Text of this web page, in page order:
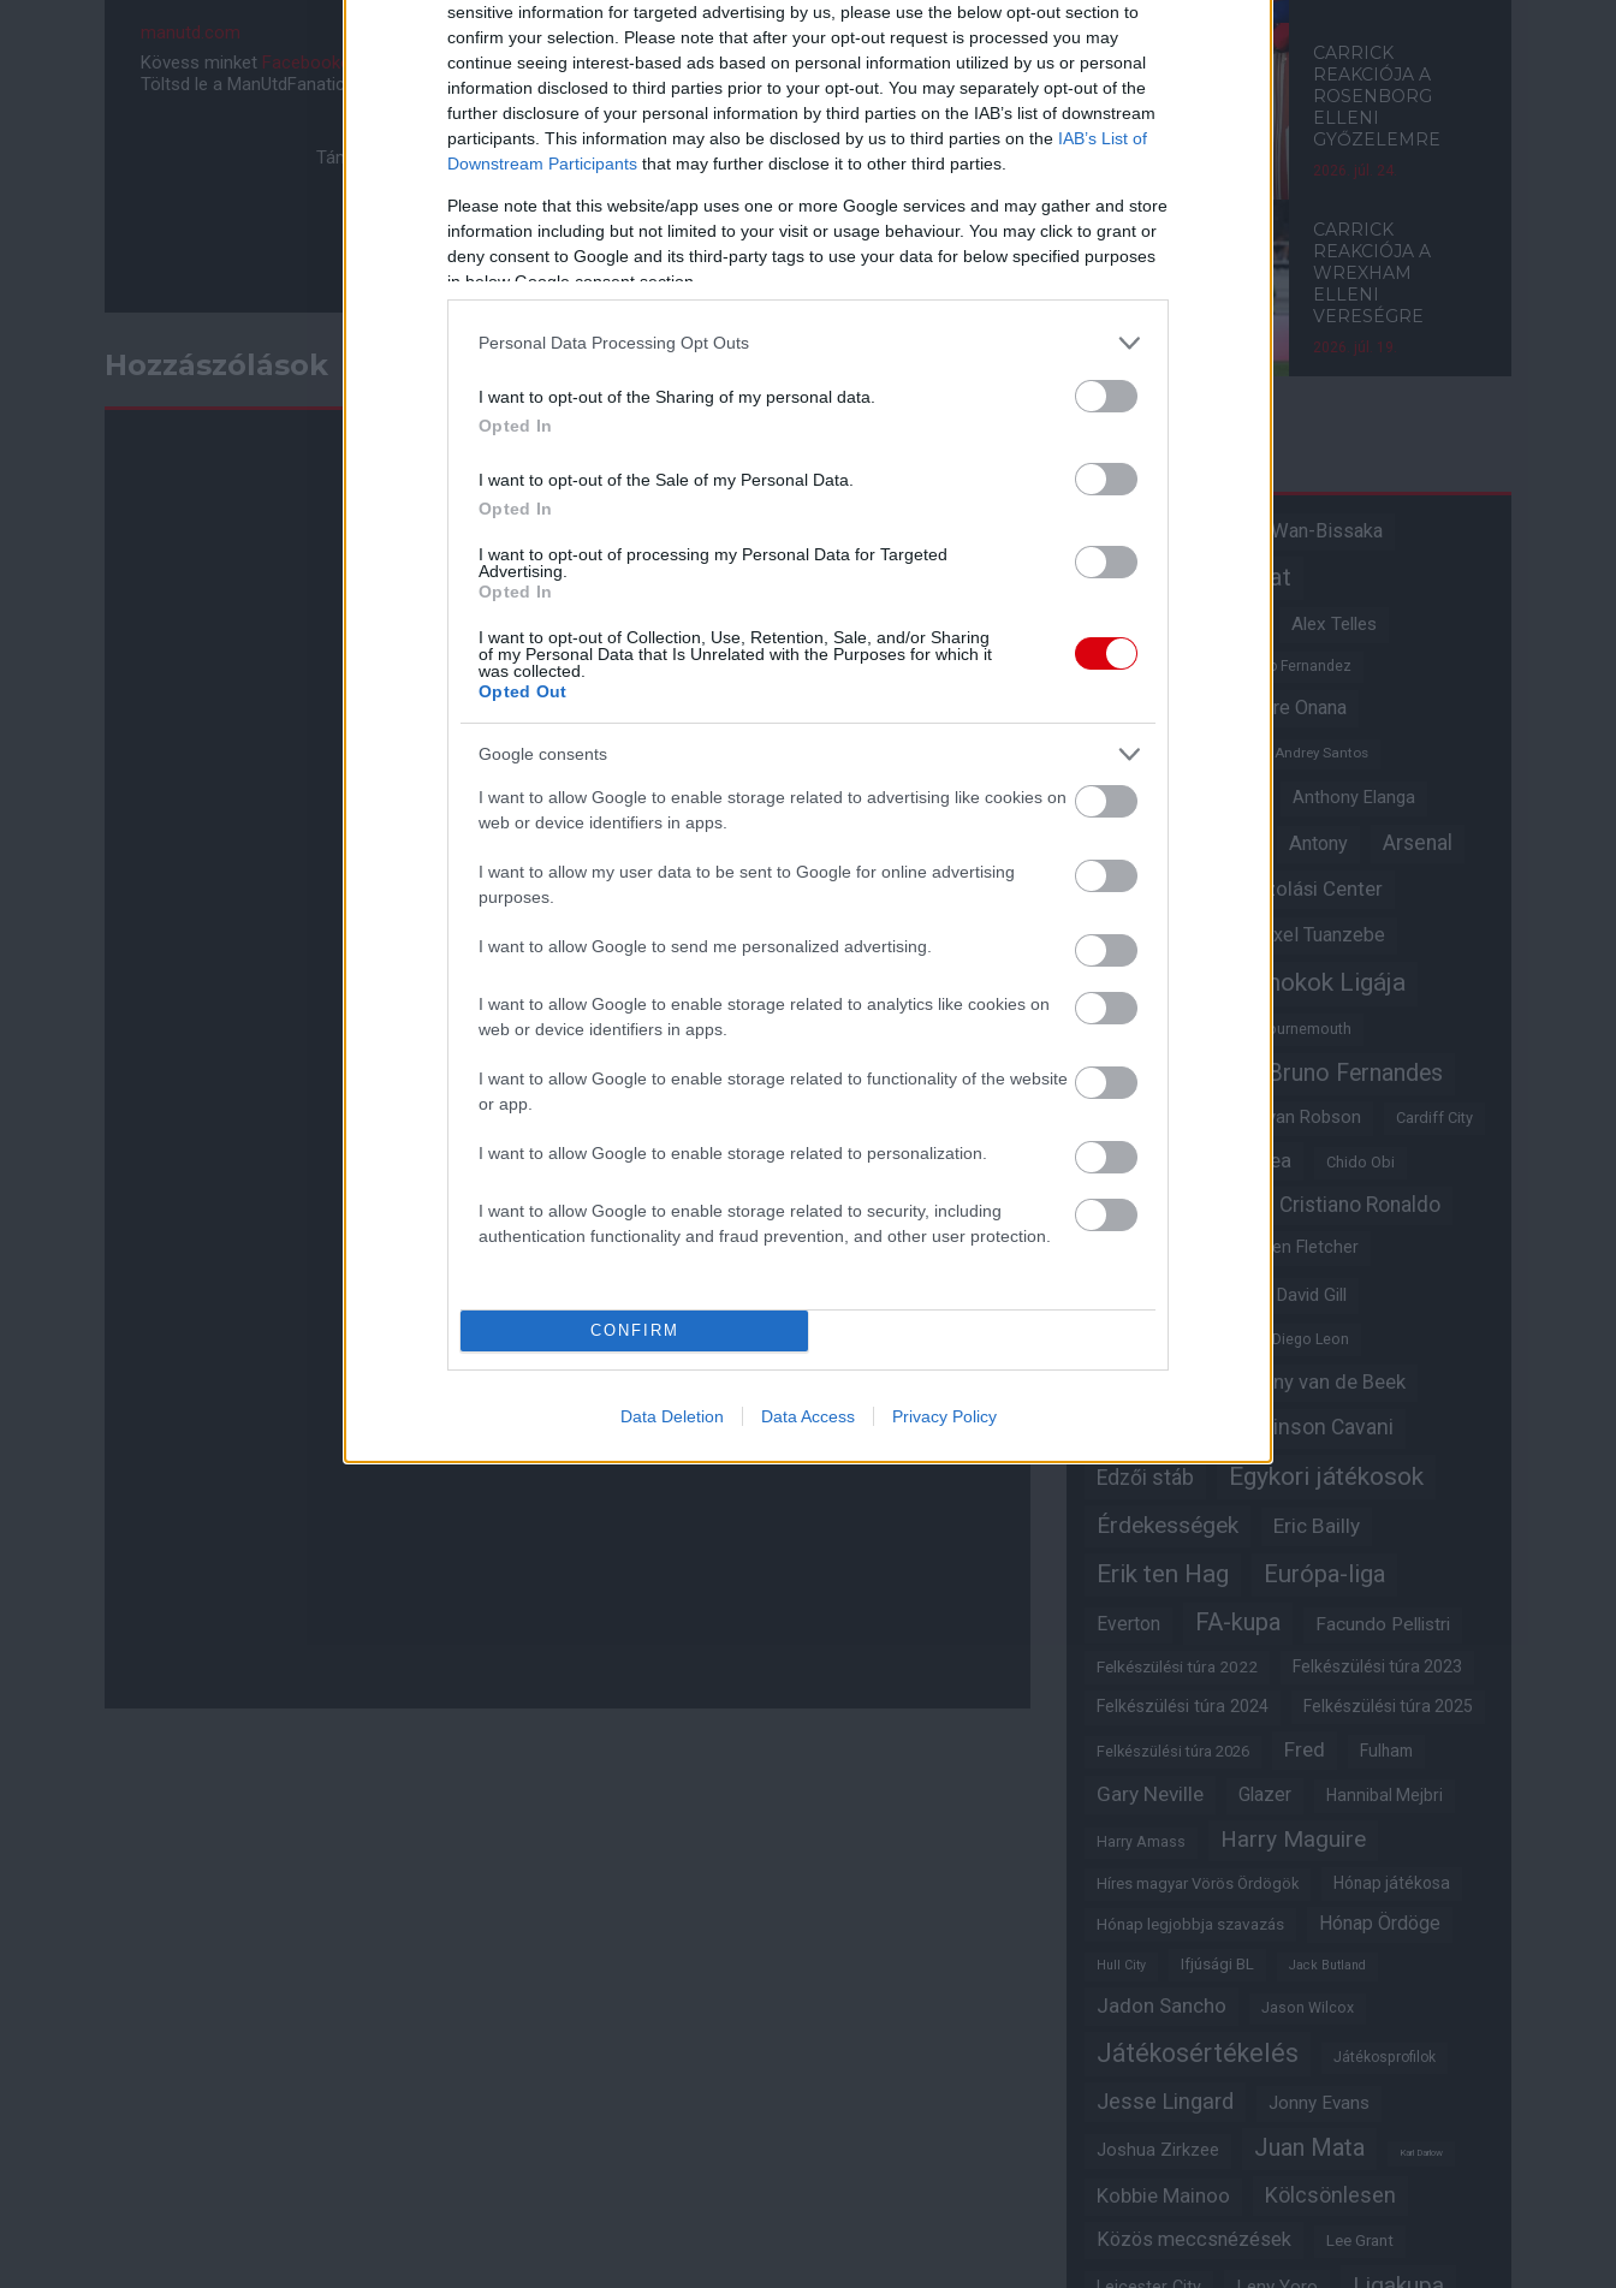
sensitive information for targeted advertising by us, please use the below opt-out section to
confirm your selection. Please note that after your opt-out request is processed you may
continue seeing interest-based ads based on personal information utilized by us or personal
information disclosed to third parties prior to your opt-out. You may separately opt-out of the
further disclosure of your personal information by third parties on the IAB’s list of downstream
participants. This information may also be disclosed by us to third parties on the IAB’s List of
Downstream Participants that may further disclose it to other third parties.
Please note that this website/app uses one or more Google services and may gather and store
information including but not limited to your visit or usage behaviour. You may click to grant or
deny consent to Google and its third-party tags to use your data for below specified purposes
in below Google consent section.
Personal Data Processing Opt Outs
I want to opt-out of the Sharing of my personal data.
Opted In
I want to opt-out of the Sale of my Personal Data.
Opted In
I want to opt-out of processing my Personal Data for Targeted
Advertising.
Opted In
I want to opt-out of Collection, Use, Retention, Sale, and/or Sharing
of my Personal Data that Is Unrelated with the Purposes for which it
was collected.
Opted Out
Google consents
I want to allow Google to enable storage related to advertising like cookies on
web or device identifiers in apps.
I want to allow my user data to be sent to Google for online advertising
purposes.
I want to allow Google to send me personalized advertising.
I want to allow Google to enable storage related to analytics like cookies on
web or device identifiers in apps.
I want to allow Google to enable storage related to functionality of the website
or app.
I want to allow Google to enable storage related to personalization.
I want to allow Google to enable storage related to security, including
authentication functionality and fraud prevention, and other user protection.
CONFIRM
Data Deletion Data Access Privacy Policy
manutd.com
Kövess minket Facebookon InstagramonésYouTube-on is!
Töltsd le a ManUtdFanatics.hu mobil applikációtAndroidraésiOS-re!
Támogasd adományoddal a ManUtdFanatics.hu működését!
Hozzászólások
CARRICK
REAKCIÓJA A
ROSENBORG
ELLENI
GYŐZELEMRE
2026. júl. 24.
CARRICK
REAKCIÓJA A
WREXHAM
ELLENI
VERESÉGRE
2026. júl. 19.
Aaron Wan-Bissaka
Akadémiai csapat
Alex Telles
Altay Bayindir Alvaro Fernandez
Andre Onana
Andreas Pereira
Andrey Santos
Angol válogatott Anthony Elanga
Antony Arsenal
Aston Villa Átigazolási Center
Átigazolások Axel Tuanzebe
Bajnokok Ligája
Benjamin Sesko Bournemouth
Brandon Williams Bruno Fernandes
Bryan Robson Cardiff City
Casemiro Chelsea Chido Obi
Christian Eriksen Cristiano Ronaldo
Darren Fletcher
David Gill
Diego Leon
Donny van de Beek
Edinson Cavani
Edzői stáb Egykori játékosok
Érdekességek Eric Bailly
Erik ten Hag Európa-liga
Everton FA-kupa Facundo Pellistri
Felkészülési túra 2022 Felkészülési túra 2023
Felkészülési túra 2024 Felkészülési túra 2025
Felkészülési túra 2026 Fred Fulham
Gary Neville Glazer Hannibal Mejbri
Harry Amass Harry Maguire
Híres magyar Vörös Ördögök Hónap játékosa
Hónap legjobbja szavazás Hónap Ördöge
Hull City Ifjúsági BL Jack Butland
Jadon Sancho Jason Wilcox
Játékosértékelés Játékosprofilok
Jesse Lingard Jonny Evans
Joshua Zirkzee Juan Mata Karl Darlow
Kobbie Mainoo Kölcsönlesen
Közös meccsnézések Lee Grant